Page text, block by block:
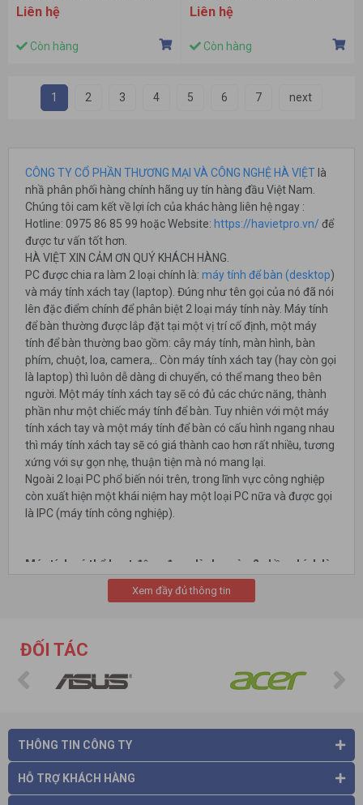
256Gb SSD/ Wifi + BT/ Key/
Mouse/ Win11/ 1Y)
Liên hệ
Còn hàng
16GB/ 512GB SSD/ Wifi + BT/
Key/ Mouse/ Win11/ 1Y)
Liên hệ
Còn hàng
1 2 3 4 5 6 7 next
CÔNG TY CỔ PHẦN THƯƠNG MẠI VÀ CÔNG NGHỆ HÀ VIỆT là
nhầ phân phối hàng chính hãng uy tín hàng đầu Việt Nam.
Chúng tôi cam kết về lợi ích của khác hàng liên hệ ngay :
Hotline: 0975 86 85 99 hoặc Website: https://havietpro.vn/ để
được tư vấn tốt hơn.
HÀ VIỆT XIN CẢM ƠN QUÝ KHÁCH HÀNG.
PC được chia ra làm 2 loại chính là: máy tính để bàn (desktop)
và máy tính xách tay (laptop). Đúng như tên gọi của nó đã nói
lên đặc điểm chính để phân biệt 2 loại máy tính này. Máy tính
để bàn thường được lắp đặt tại một vị trí cố định, một máy
tính để bàn thường bao gồm: cây máy tính, màn hình, bàn
phím, chuột, loa, camera,.. Còn máy tính xách tay (hay còn gọi
là laptop) thì luôn dễ dàng di chuyển, có thể mang theo bên
người. Một máy tính xách tay sẽ có đủ các chức năng, thành
phần như một chiếc máy tính để bàn. Tuy nhiên với một máy
tính xách tay và một máy tính để bàn có cấu hình ngang nhau
thì máy tính xách tay sẽ có giá thành cao hơn rất nhiều, tương
xứng với sự gọn nhẹ, thuận tiện mà nó mang lại.
Ngoài 2 loại PC phổ biến nói trên, trong lĩnh vực công nghiệp
còn xuất hiện một khái niệm hay một loại PC nữa và được gọi
là IPC (máy tính công nghiệp).
Máy tính có thể hoạt động được là dựa vào 2 phần chính là
phần cứng và phần mềm.
Phần cứng máy tính
Màn hình, Bộ nguồn, Ổ đĩa quang, Card mạng/đồ họa/âm
Các bộ phận cần có cho một chiếc máy tính
Bộ xử lý trung tâm (CPU) có trách nhiệm xử lý hầu hết dữ
liệu/tác vụ của máy tính, điều khiển thiết bị đầu vào (như
chuột, bàn phím) cũng như thiết bị đầu ra (như màn hình, máy
in).
Xem đầy đủ thông tin
ĐỐI TÁC
THÔNG TIN CÔNG TY
HỖ TRỢ KHÁCH HÀNG